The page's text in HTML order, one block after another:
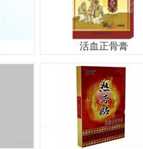
活血正骨膏